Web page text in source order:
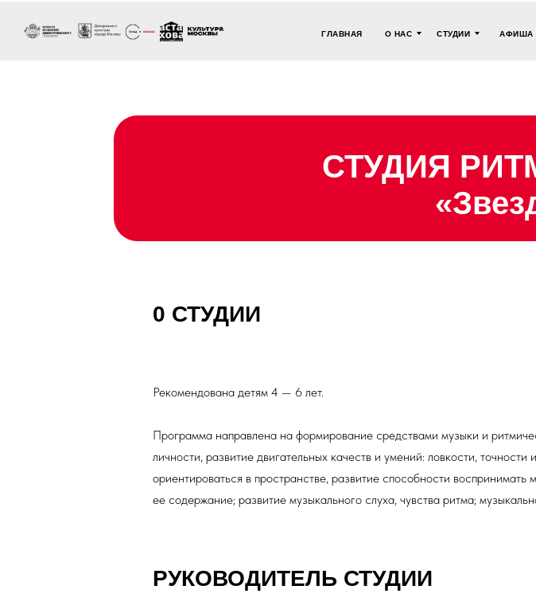
ГЛАВНАЯ СТУДИИ АФИША
О НАС
СТУДИЯ
0 СТУДИИ
Рекомендована детям 4 — 6 лет.
Программа направлена на формирование средствами музыки и
личности, развитие двигательных качеств и умений: ловкости,
ориентироваться в пространстве, развитие способности воспринимать
ее содержание; развитие музыкального слуха, чувства ритма;
РУКОВОДИТЕЛЬ СТУДИИ